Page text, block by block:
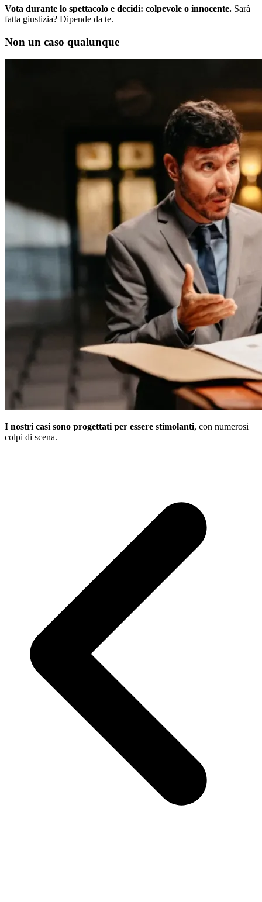
Vota durante lo spettacolo e decidi: colpevole o innocente. Sarà
fatta giustizia? Dipende da te.
Non un caso qualunque
I nostri casi sono progettati per essere stimolanti, con numerosi
colpi di scena.